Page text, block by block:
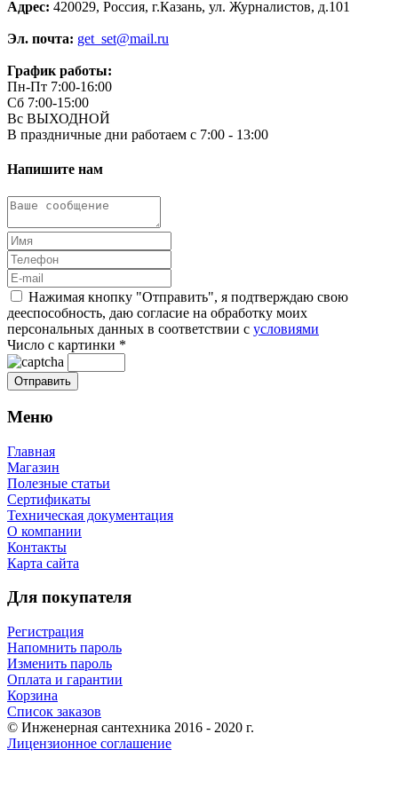
Адрес: 420029, Россия, г.Казань, ул. Журналистов, д.101
Эл. почта: get_set@mail.ru
График работы:
Пн-Пт 7:00-16:00
Сб 7:00-15:00
Вс ВЫХОДНОЙ
В праздничные дни работаем с 7:00 - 13:00
Напишите нам
Нажимая кнопку "Отправить", я подтверждаю свою
дееспособность, даю согласие на обработку моих
персональных данных в соответствии с условиями
Число с картинки *
Меню
Главная
Магазин
Полезные статьи
Сертификаты
Техническая документация
О компании
Контакты
Карта сайта
Для покупателя
Регистрация
Напомнить пароль
Изменить пароль
Оплата и гарантии
Корзина
Список заказов
© Инженерная сантехника 2016 - 2020 г.
Лицензионное соглашение